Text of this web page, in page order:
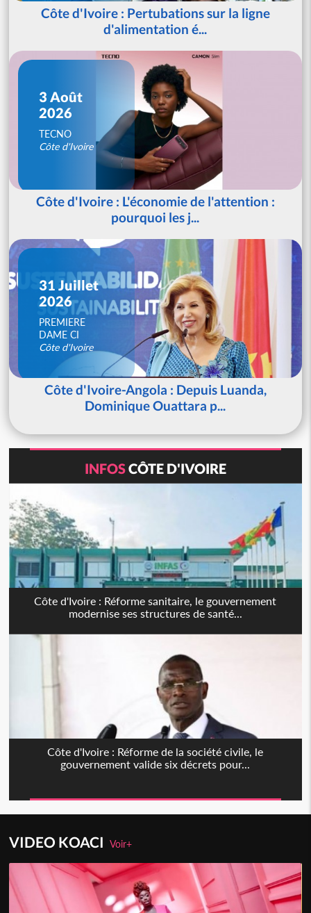
Côte d'Ivoire : Pertubations sur la ligne
d'alimentation é...
3 Août
2026
TECNO
Côte d'Ivoire
Côte d'Ivoire : L'économie de l'attention :
pourquoi les j...
31 Juillet
2026
PREMIERE
DAME CI
Côte d'Ivoire
Côte d'Ivoire-Angola : Depuis Luanda,
Dominique Ouattara p...
INFOSCÔTE D'IVOIRE
Côte d'Ivoire : Réforme sanitaire, le gouvernement
modernise ses structures de santé...
Côte d'Ivoire : Réforme de la société civile, le
gouvernement valide six décrets pour...
VIDEO KOACIVoir+